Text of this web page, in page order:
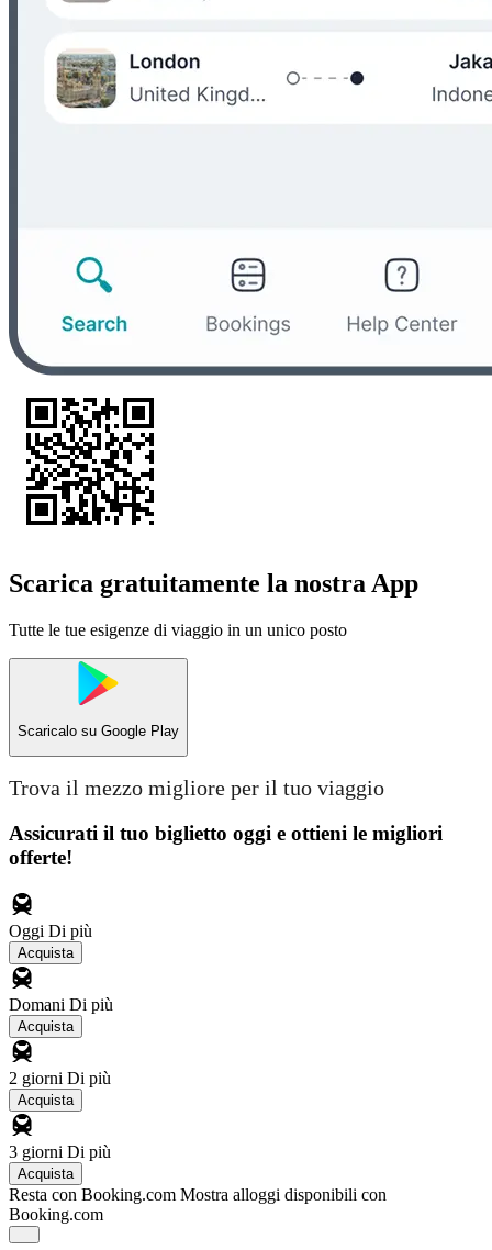
Scarica gratuitamente la nostra App
Tutte le tue esigenze di viaggio in un unico posto
Scaricalo su Google Play
Trova il mezzo migliore per il tuo viaggio
Assicurati il ​​tuo biglietto oggi e ottieni le migliori
offerte!
Oggi Di più
Acquista
Domani Di più
Acquista
2 giorni Di più
Acquista
3 giorni Di più
Acquista
Resta con Booking.com Mostra alloggi disponibili con
Booking.com